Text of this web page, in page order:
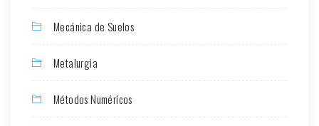
Mecánica de Suelos
Metalurgia
Métodos Numéricos